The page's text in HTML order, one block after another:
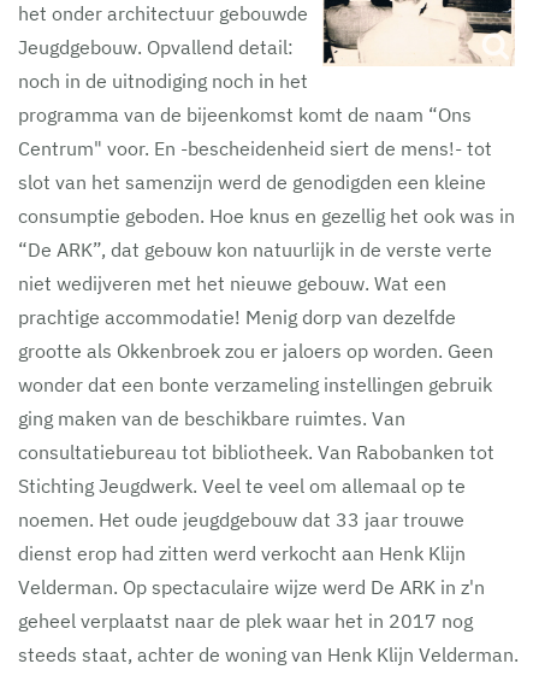
het onder architectuur gebouwde
Jeugdgebouw. Opvallend detail:
noch in de uitnodiging noch in het
programma van de bijeenkomst komt de naam “Ons
Centrum" voor. En -bescheidenheid siert de mens!- tot
slot van het samenzijn werd de genodigden een kleine
consumptie geboden. Hoe knus en gezellig het ook was in
“De ARK”, dat gebouw kon natuurlijk in de verste verte
niet wedijveren met het nieuwe gebouw. Wat een
prachtige accommodatie! Menig dorp van dezelfde
grootte als Okkenbroek zou er jaloers op worden. Geen
wonder dat een bonte verzameling instellingen gebruik
ging maken van de beschikbare ruimtes. Van
consultatiebureau tot bibliotheek. Van Rabobanken tot
Stichting Jeugdwerk. Veel te veel om allemaal op te
noemen. Het oude jeugdgebouw dat 33 jaar trouwe
dienst erop had zitten werd verkocht aan Henk Klijn
Velderman. Op spectaculaire wijze werd De ARK in z'n
geheel verplaatst naar de plek waar het in 2017 nog
steeds staat, achter de woning van Henk Klijn Velderman.